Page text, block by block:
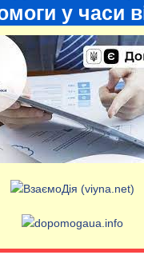
у часи